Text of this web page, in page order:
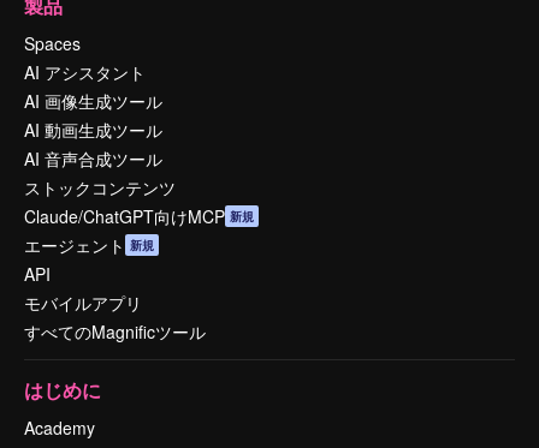
Spaces
AI アシスタント
AI 画像生成ツール
AI 動画生成ツール
AI 音声合成ツール
ストックコンテンツ
Claude/ChatGPT向けMCP 新規
エージェント 新規
API
モバイルアプリ
すべてのMagnificツール
はじめに
Academy